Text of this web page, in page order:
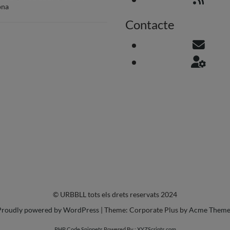
Contacte
© URBBLL tots els drets reservats 2024
powered by WordPress | Theme: Corporate Plus byAcme